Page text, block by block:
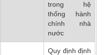
trong hệ
thống hành
chính nhà
nước
Quy định định